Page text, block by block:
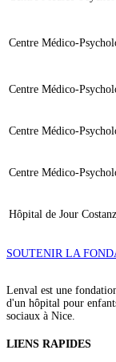
Centre Médico-
Centre Médico-
Centre Médico-
Centre Médico-
Hôpital de Jour
SOUTENIR LA
Lenval est une
d'un hôpital pour
sociaux à Nice.
LIENS RAPIDES